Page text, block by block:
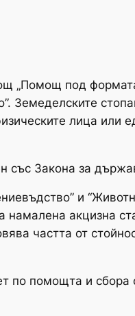
„Помощ под
Земеделските
лица или
със Закона за
и
намалена акцизна
частта от
по помощта и сбора